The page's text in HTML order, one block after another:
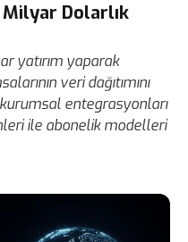
Dolarlık
yatırım yaparak
veri dağıtımını
entegrasyonları
ile abonelik modelleri